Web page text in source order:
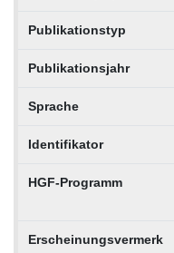
Publikationstyp
Publikationsjahr
Sprache
Identifikator
HGF-Programm
Erscheinungsvermerk